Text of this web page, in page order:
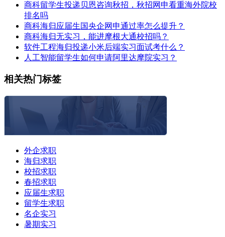
商科留学生投递贝恩咨询秋招，秋招网申看重海外院校
排名吗
商科海归应届生国央企网申通过率怎么提升？
商科海归无实习，能进摩根大通校招吗？
软件工程海归投递小米后端实习面试考什么？
人工智能留学生如何申请阿里达摩院实习？
相关热门标签
外企求职
海归求职
校招求职
春招求职
应届生求职
留学生求职
名企实习
暑期实习